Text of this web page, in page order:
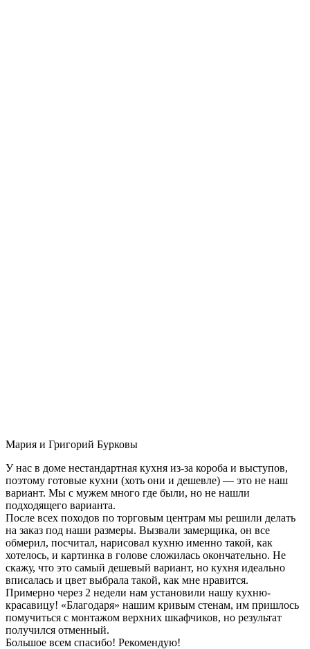
Мария и Григорий Бурковы
У нас в доме нестандартная кухня из-за короба и выступов,
поэтому готовые кухни (хоть они и дешевле) — это не наш
вариант. Мы с мужем много где были, но не нашли
подходящего варианта.
После всех походов по торговым центрам мы решили делать
на заказ под наши размеры. Вызвали замерщика, он все
обмерил, посчитал, нарисовал кухню именно такой, как
хотелось, и картинка в голове сложилась окончательно. Не
скажу, что это самый дешевый вариант, но кухня идеально
вписалась и цвет выбрала такой, как мне нравится.
Примерно через 2 недели нам установили нашу кухню-
красавицу! «Благодаря» нашим кривым стенам, им пришлось
помучиться с монтажом верхних шкафчиков, но результат
получился отменный.
Большое всем спасибо! Рекомендую!